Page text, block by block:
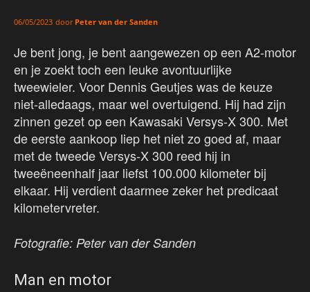
06/05/2023 door Peter van der Sanden
Je bent jong, je bent aangewezen op een A2-motor
en je zoekt toch een leuke avontuurlijke
tweewieler. Voor Dennis Geutjes was de keuze
niet-alledaags, maar wel overtuigend. Hij had zijn
zinnen gezet op een Kawasaki Versys-X 300. Met
de eerste aankoop liep het niet zo goed af, maar
met de tweede Versys-X 300 reed hij in
tweeëneenhalf jaar liefst 100.000 kilometer bij
elkaar. Hij verdient daarmee zeker het predicaat
kilometervreter.
Fotografie: Peter van der Sanden
Man en motor